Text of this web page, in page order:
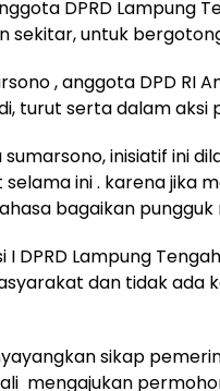
DPRD Lampung
sekitar, untuk
, anggota DPD RI
turut serta dalam
inisiatif ini
ini . karena jika
bagaikan pungguk
I DPRD Lampung
dan tidak ada
sikap
mengajukan